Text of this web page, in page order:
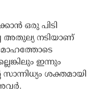
ഒരു പിടി
അതുല്യ നടിയാണ്
ഇന്നും
ശക്തമായി